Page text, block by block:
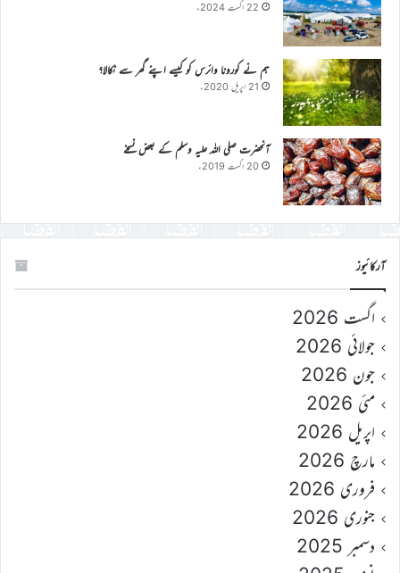
22 اگست 2024ء
ہم نے کورونا وائرس کو کیسے اپنے گھر سے نکالا؟
21 اپریل 2020ء
آنحضرت صلی اللہ علیہ وسلم کے بعض نسخے
20 اگست 2019ء
آرکائیوز
اگست 2026
جولائی 2026
جون 2026
مئی 2026
اپریل 2026
مارچ 2026
فروری 2026
جنوری 2026
دسمبر 2025